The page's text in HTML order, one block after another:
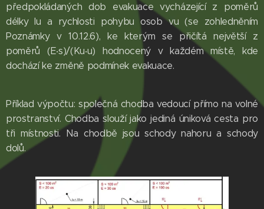
předpokládaných dob evakuace vycházející z poměrů
délky lu a rychlosti pohybu osob vu (se zohledněním
Poznámky v 10.12.6), ke kterým se přičítá největší z
poměrů (E‧s)/(Ku‧u) hodnocený v každém místě, kde
dochází ke změně podmínek evakuace.
Příklad výpočtu: společná chodba vedoucí přímo na volné
prostranství. Chodba slouží jako jediná úniková cesta pro
tři místnosti. Na chodbě jsou schody nahoru a schody
dolů.